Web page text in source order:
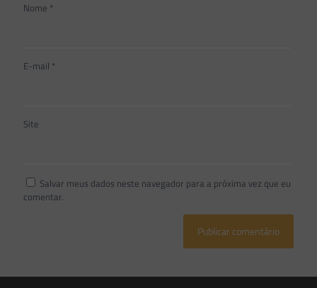
Nome *
E-mail *
Site
Salvar meus dados neste navegador para a próxima vez que eu
comentar.